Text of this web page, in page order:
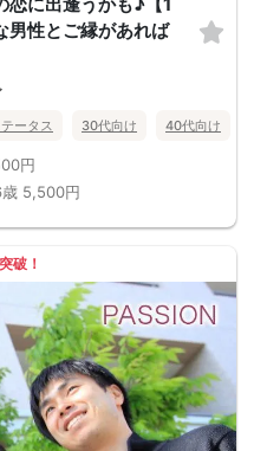
男性とご縁があれば
ータス 30代向け 40代向け
円
5,500円
破！